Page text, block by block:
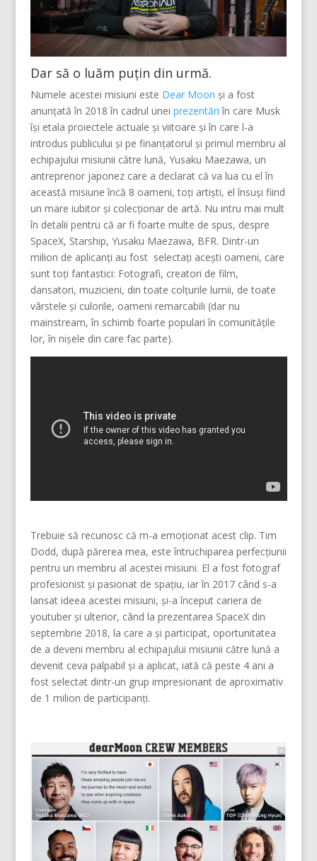
Dar să o luăm puțin din urmă.
Numele acestei misiuni este Dear Moon și a fost
anunțată în 2018 în cadrul unei prezentări în care Musk
își etala proiectele actuale și viitoare și în care l-a
introdus publicului și pe finanțatorul și primul membru al
echipajului misiunii către lună, Yusaku Maezawa, un
antreprenor japonez care a declarat că va lua cu el în
această misiune încă 8 oameni, toți artiști, el însuși fiind
un mare iubitor și colecționar de artă. Nu intru mai mult
în detalii pentru că ar fi foarte multe de spus, despre
SpaceX, Starship, Yusaku Maezawa, BFR. Dintr-un
milion de aplicanți au fost selectați acești oameni, care
sunt toți fantastici: Fotografi, creatori de film,
dansatori, muzicieni, din toate colțurile lumii, de toate
vârstele și culorile, oameni remarcabili (dar nu
mainstream, în schimb foarte populari în comunitățile
lor, în nișele din care fac parte).
Trebuie să recunosc că m-a emoționat acest clip. Tim
Dodd, după părerea mea, este întruchiparea perfecțiunii
pentru un membru al acestei misiuni. El a fost fotograf
profesionist și pasionat de spațiu, iar în 2017 când s-a
lansat ideea acestei misiuni, și-a început cariera de
youtuber și ulterior, când la prezentarea SpaceX din
septembrie 2018, la care a și participat, oportunitatea
de a deveni membru al echipajului misiunii către lună a
devenit ceva palpabil și a aplicat, iată că peste 4 ani a
fost selectat dintr-un grup impresionant de aproximativ
de 1 milion de participanți.